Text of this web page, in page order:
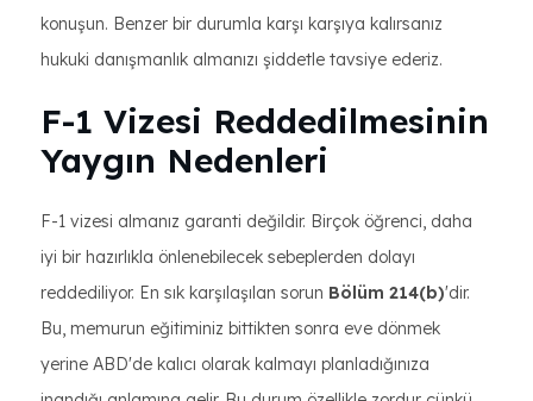
konuşun. Benzer bir durumla karşı karşıya kalırsanız
hukuki danışmanlık almanızı şiddetle tavsiye ederiz.
F-1 Vizesi Reddedilmesinin
Yaygın Nedenleri
F-1 vizesi almanız garanti değildir. Birçok öğrenci, daha
iyi bir hazırlıkla önlenebilecek sebeplerden dolayı
reddediliyor. En sık karşılaşılan sorun Bölüm 214(b)'dir.
Bu, memurun eğitiminiz bittikten sonra eve dönmek
yerine ABD'de kalıcı olarak kalmayı planladığınıza